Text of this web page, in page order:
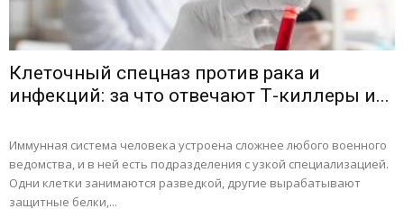
Клеточный спецназ против рака и
инфекций: за что отвечают Т-киллеры и...
Иммунная система человека устроена сложнее любого военного
ведомства, и в ней есть подразделения с узкой специализацией.
Одни клетки занимаются разведкой, другие вырабатывают
защитные белки,...